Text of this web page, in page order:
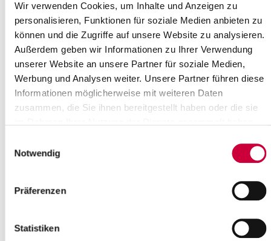
Wir verwenden Cookies, um Inhalte und Anzeigen zu
personalisieren, Funktionen für soziale Medien anbieten zu
können und die Zugriffe auf unsere Website zu analysieren.
Außerdem geben wir Informationen zu Ihrer Verwendung
unserer Website an unsere Partner für soziale Medien,
Werbung und Analysen weiter. Unsere Partner führen diese
Informationen möglicherweise mit weiteren Daten
zusammen, die Sie ihnen bereitgestellt haben oder die sie
Notwendig
Präferenzen
Statistiken
ÖPNV Fahrplanänderungen während
des Wacken Open Air
17.07.2026: Die Linie 6170 (Itzehoe-
Besdorf) wird aufgrund der
Straßensperrungen auf der L131
Read more
Aktion „Zu gut für den Müll“
Die beteiligten Organisationen sind